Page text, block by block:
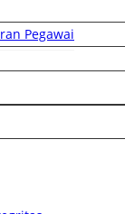
Pegawai